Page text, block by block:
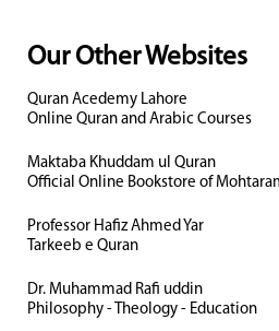
Our Other Websites
Quran Acedemy Lahore
Online Quran and Arabic Courses
Maktaba Khuddam ul Quran
Official Online Bookstore of
Professor Hafiz Ahmed Yar
Tarkeeb e Quran
Dr. Muhammad Rafi uddin
Philosophy - Theology - Education